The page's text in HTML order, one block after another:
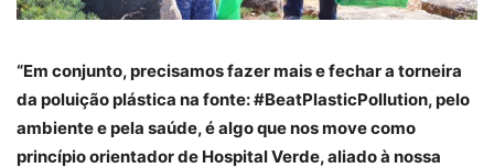
“Em conjunto, precisamos fazer mais e fechar a torneira
da poluição plástica na fonte: #BeatPlasticPollution, pelo
ambiente e pela saúde, é algo que nos move como
princípio orientador de Hospital Verde, aliado à nossa